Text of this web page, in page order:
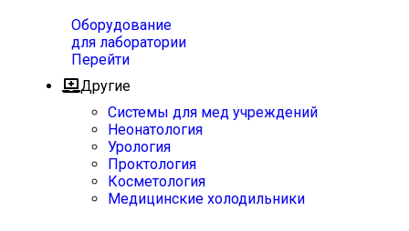
Оборудование
для лаборатории
Перейти
Другие
Системы для мед учреждений
Неонатология
Урология
Проктология
Косметология
Медицинские холодильники